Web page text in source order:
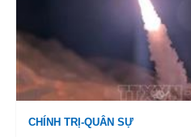
CHÍNH TRỊ-QUÂN SỰ